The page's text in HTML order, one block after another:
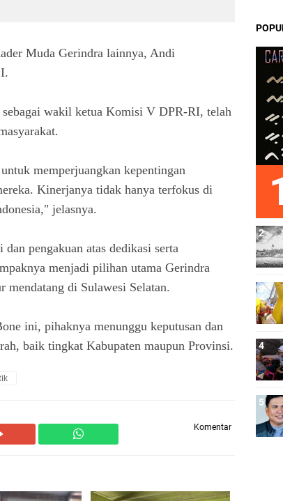
Muda Gerindra lainnya, Andi
wakil ketua Komisi V DPR-RI, telah
memperjuangkan kepentingan
Kinerjanya tidak hanya terfokus di
jelasnya.
pengakuan atas dedikasi serta
menjadi pilihan utama Gerindra
mendatang di Sulawesi Selatan.
ini, pihaknya menunggu keputusan dan
baik tingkat Kabupaten maupun Provinsi.
Komentar